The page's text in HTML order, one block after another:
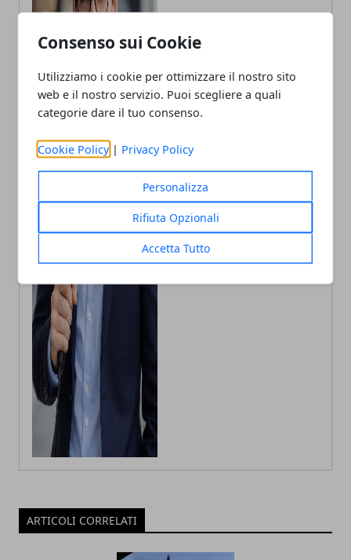
Consenso sui Cookie
Utilizziamo i cookie per ottimizzare il nostro sito
web e il nostro servizio. Puoi scegliere a quali
categorie dare il tuo consenso.
Cookie Policy | Privacy Policy
Personalizza
Rifiuta Opzionali
Accetta Tutto
tech porto in Italia le ultime novità.
ARTICOLI CORRELATI